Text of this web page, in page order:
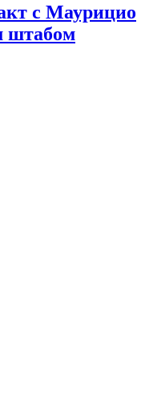
с Маурицио
штабом